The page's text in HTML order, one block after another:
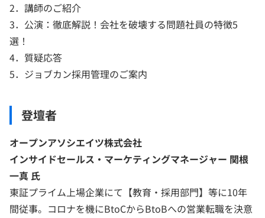
2．講師のご紹介
3．公演：徹底解説！会社を破壊する問題社員の特徴5
選！
4．質疑応答
5．ジョブカン採用管理のご案内
登壇者
オープンアソシエイツ株式会社
インサイドセールス・マーケティングマネージャー 関根
一真 氏
東証プライム上場企業にて【教育・採用部門】等に10年
間従事。コロナを機にBtoCからBtoBへの営業転職を決意